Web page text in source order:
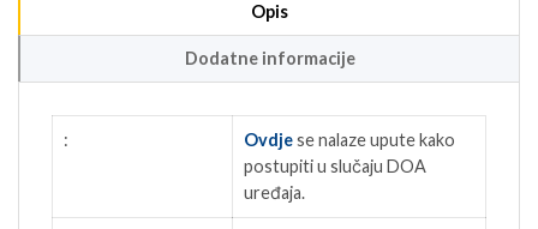
Opis
Dodatne informacije
: Ovdjese nalaze upute kako
postupiti u slučaju DOA
uređaja.